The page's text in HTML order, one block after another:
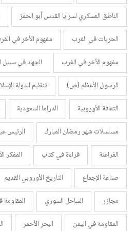
الناطق العسكري لسرايا القدس أبو الحمز
الحريات في الغرب
مفهوم الأخر في
مفهوم الأخر في الغرب
الجهاد في سبيل
الرسول الأعظم (ص)
تنظيم الدولة
الثقافة الأوروبية
الدراما السعودية
مسلسلات شهر رمضان المبارك
الرئيس
الفراعنة
قراءة في كتاب
المفكر
صناعة الإجماع
التاريخ الأوروبي القديم
مجازر
الساحل السوري
المقاومة في اليمن
البحر الأحمر